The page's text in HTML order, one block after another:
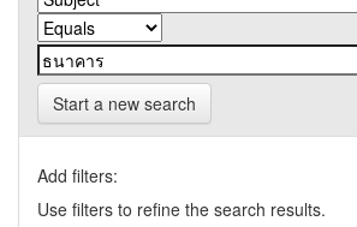
Start a new search
Add filters:
Use filters to refine the search results.